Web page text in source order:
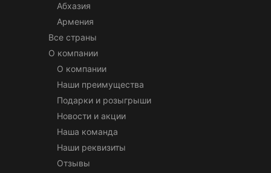
Абхазия
Армения
Все страны
О компании
О компании
Наши преимущества
Подарки и розыгрыши
Новости и акции
Наша команда
Наши реквизиты
Отзывы